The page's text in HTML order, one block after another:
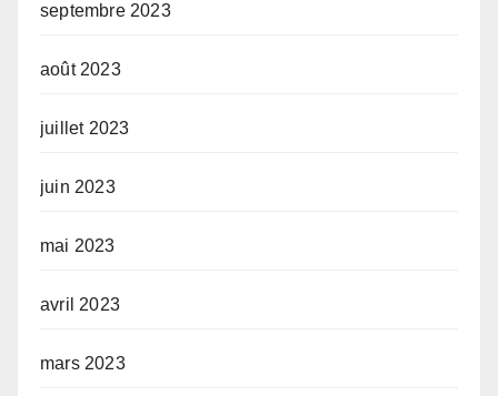
septembre 2023
août 2023
juillet 2023
juin 2023
mai 2023
avril 2023
mars 2023